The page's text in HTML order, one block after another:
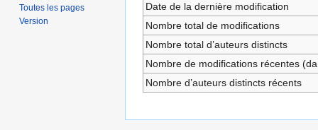
Date de la dernière modification
Nombre total de modifications
Nombre total d’auteurs distincts
Nombre de modifications récentes
Nombre d’auteurs distincts récents
Toutes les pages
Version